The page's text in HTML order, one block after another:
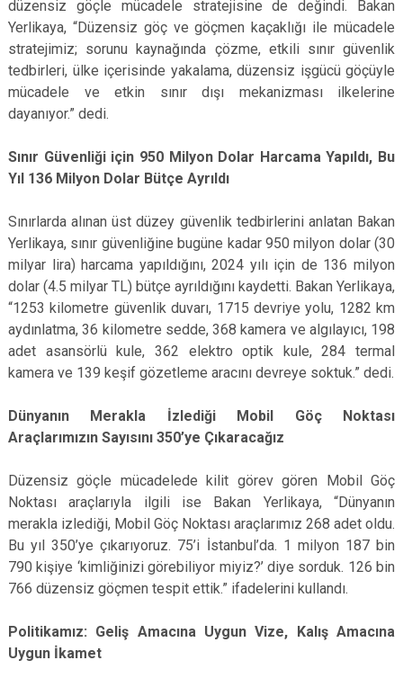
düzensiz göçle mücadele stratejisine de değindi. Bakan
Yerlikaya, “Düzensiz göç ve göçmen kaçaklığı ile mücadele
stratejimiz; sorunu kaynağında çözme, etkili sınır güvenlik
tedbirleri, ülke içerisinde yakalama, düzensiz işgücü göçüyle
mücadele ve etkin sınır dışı mekanizması ilkelerine
dayanıyor.” dedi.
Sınır Güvenliği için 950 Milyon Dolar Harcama Yapıldı, Bu
Yıl 136 Milyon Dolar Bütçe Ayrıldı
Sınırlarda alınan üst düzey güvenlik tedbirlerini anlatan Bakan
Yerlikaya, sınır güvenliğine bugüne kadar 950 milyon dolar (30
milyar lira) harcama yapıldığını, 2024 yılı için de 136 milyon
dolar (4.5 milyar TL) bütçe ayrıldığını kaydetti. Bakan Yerlikaya,
“1253 kilometre güvenlik duvarı, 1715 devriye yolu, 1282 km
aydınlatma, 36 kilometre sedde, 368 kamera ve algılayıcı, 198
adet asansörlü kule, 362 elektro optik kule, 284 termal
kamera ve 139 keşif gözetleme aracını devreye soktuk.” dedi.
Dünyanın Merakla İzlediği Mobil Göç Noktası
Araçlarımızın Sayısını 350’ye Çıkaracağız
Düzensiz göçle mücadelede kilit görev gören Mobil Göç
Noktası araçlarıyla ilgili ise Bakan Yerlikaya, “Dünyanın
merakla izlediği, Mobil Göç Noktası araçlarımız 268 adet oldu.
Bu yıl 350’ye çıkarıyoruz. 75’i İstanbul’da. 1 milyon 187 bin
790 kişiye ‘kimliğinizi görebiliyor miyiz?’ diye sorduk. 126 bin
766 düzensiz göçmen tespit ettik.” ifadelerini kullandı.
Politikamız: Geliş Amacına Uygun Vize, Kalış Amacına
Uygun İkamet